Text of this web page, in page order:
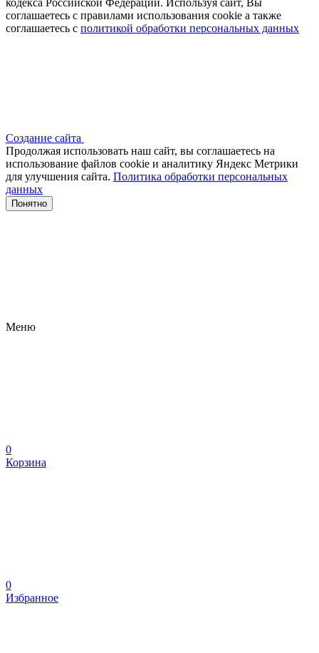
кодекса Российской Федерации. Используя сайт, Вы
соглашаетесь с правилами использования cookie а также
соглашаетесь с политикой обработки персональных данных
Создание сайта
Продолжая использовать наш сайт, вы соглашаетесь на
использование файлов сооkіе и аналитику Яндекс Метрики
для улучшения сайта. Политика обработки персональных
данных
Понятно
Меню
0
Корзина
0
Избранное